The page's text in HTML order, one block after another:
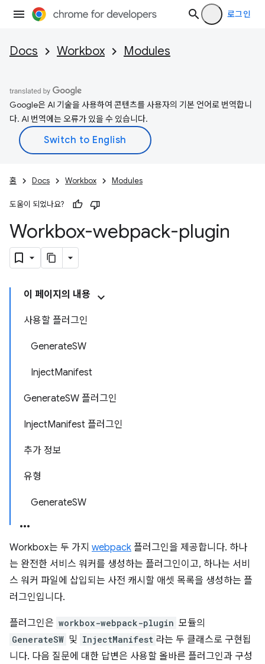
로그인
Docs Workbox Modules
Google은 AI 기술을 사용하여 콘텐츠를 사용자의 기본 언어로 번역합니
다. AI 번역에는 오류가 있을 수 있습니다.
홈 Docs Workbox Modules
도움이 되었나요?
Workbox-webpack-plugin
이 페이지의 내용
사용할 플러그인
GenerateSW
InjectManifest
GenerateSW 플러그인
InjectManifest 플러그인
추가 정보
유형
GenerateSW
Workbox는 두 가지 webpack 플러그인을 제공합니다. 하나
는 완전한 서비스 워커를 생성하는 플러그인이고, 하나는 서비
스 워커 파일에 삽입되는 사전 캐시할 애셋 목록을 생성하는 플
러그인입니다.
플러그인은 workbox-webpack-plugin 모듈의
GenerateSW 및 InjectManifest 라는 두 클래스로 구현됩
니다. 다음 질문에 대한 답변은 사용할 올바른 플러그인과 구성